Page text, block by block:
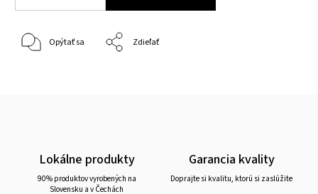
Opýtať sa Zdieľať
Lokálne produkty
90% produktov vyrobených na
Slovensku a v Čechách
Garancia kvality
Doprajte si kvalitu, ktorú si zaslúžite